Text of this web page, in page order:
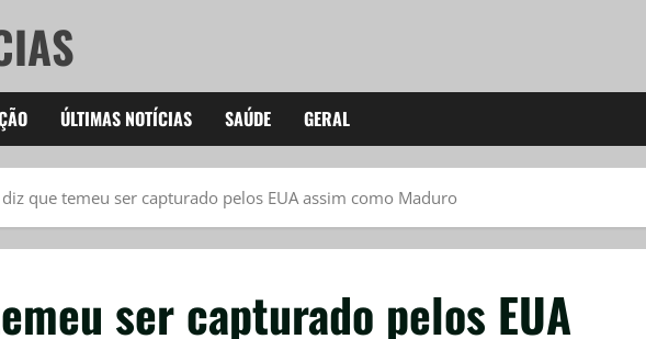
ÚLTIMAS NOTÍCIAS SAÚDE GERAL
que temeu ser capturado pelos EUA assim como Maduro
ser capturado pelos EUA